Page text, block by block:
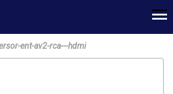
ent-av2-rca---hdmi